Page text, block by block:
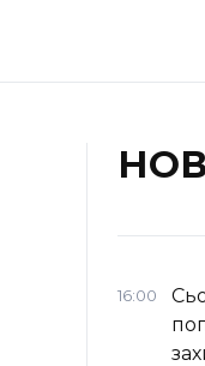
16:00